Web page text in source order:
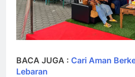
BACA JUGA : Cari Aman
Lebaran